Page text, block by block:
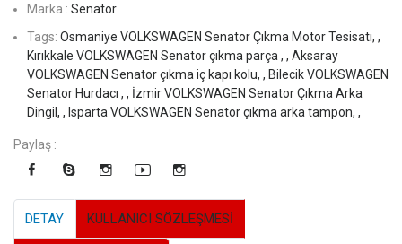
Marka : Senator
Tags: Osmaniye VOLKSWAGEN Senator Çıkma Motor Tesisatı, ,
Kırıkkale VOLKSWAGEN Senator çıkma parça , , Aksaray
VOLKSWAGEN Senator çıkma iç kapı kolu, , Bilecik VOLKSWAGEN
Senator Hurdacı , , İzmir VOLKSWAGEN Senator Çıkma Arka
Dingil, , Isparta VOLKSWAGEN Senator çıkma arka tampon, ,
Paylaş :
DETAY KULLANICI SÖZLEŞMESİ